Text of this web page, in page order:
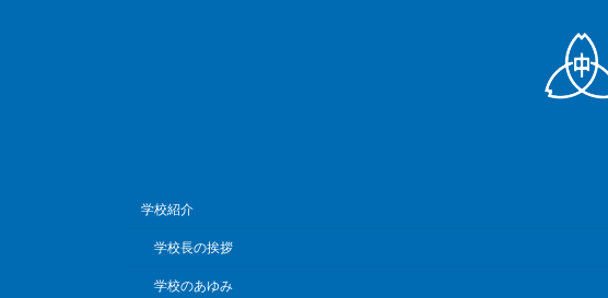
学校紹介
学校長の挨拶
学校のあゆみ